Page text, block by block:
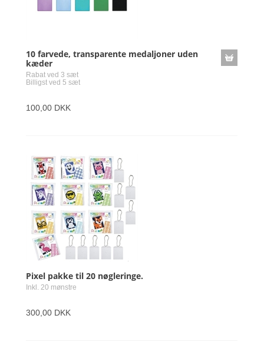
10 farvede, transparente medaljoner uden
kæder
Rabat ved 3 sæt
Billigst ved 5 sæt
100,00 DKK
Pixel pakke til 20 nøgleringe.
Inkl. 20 mønstre
300,00 DKK